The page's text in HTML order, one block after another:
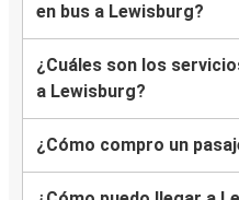
en bus a Lewisburg?
¿Cuáles son los
a Lewisburg?
¿Cómo compro un